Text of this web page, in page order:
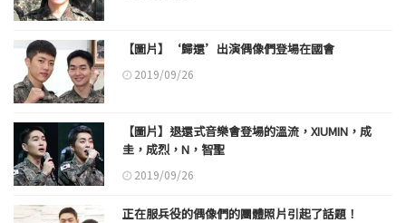
【圖片】‘歸還’出演偶像們登場在國會
2019/09/26
【圖片】退還式音樂會登場的溫流，XIUMIN，成
圭，成烈，N，智聖
2019/09/26
正在服兵役的偶像們的團體照片引起了話題！